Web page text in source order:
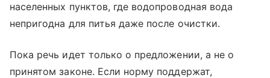
населенных пунктов, где водопроводная вода
непригодна для питья даже после очистки.
Пока речь идет только о предложении, а не о
принятом законе. Если норму поддержат,